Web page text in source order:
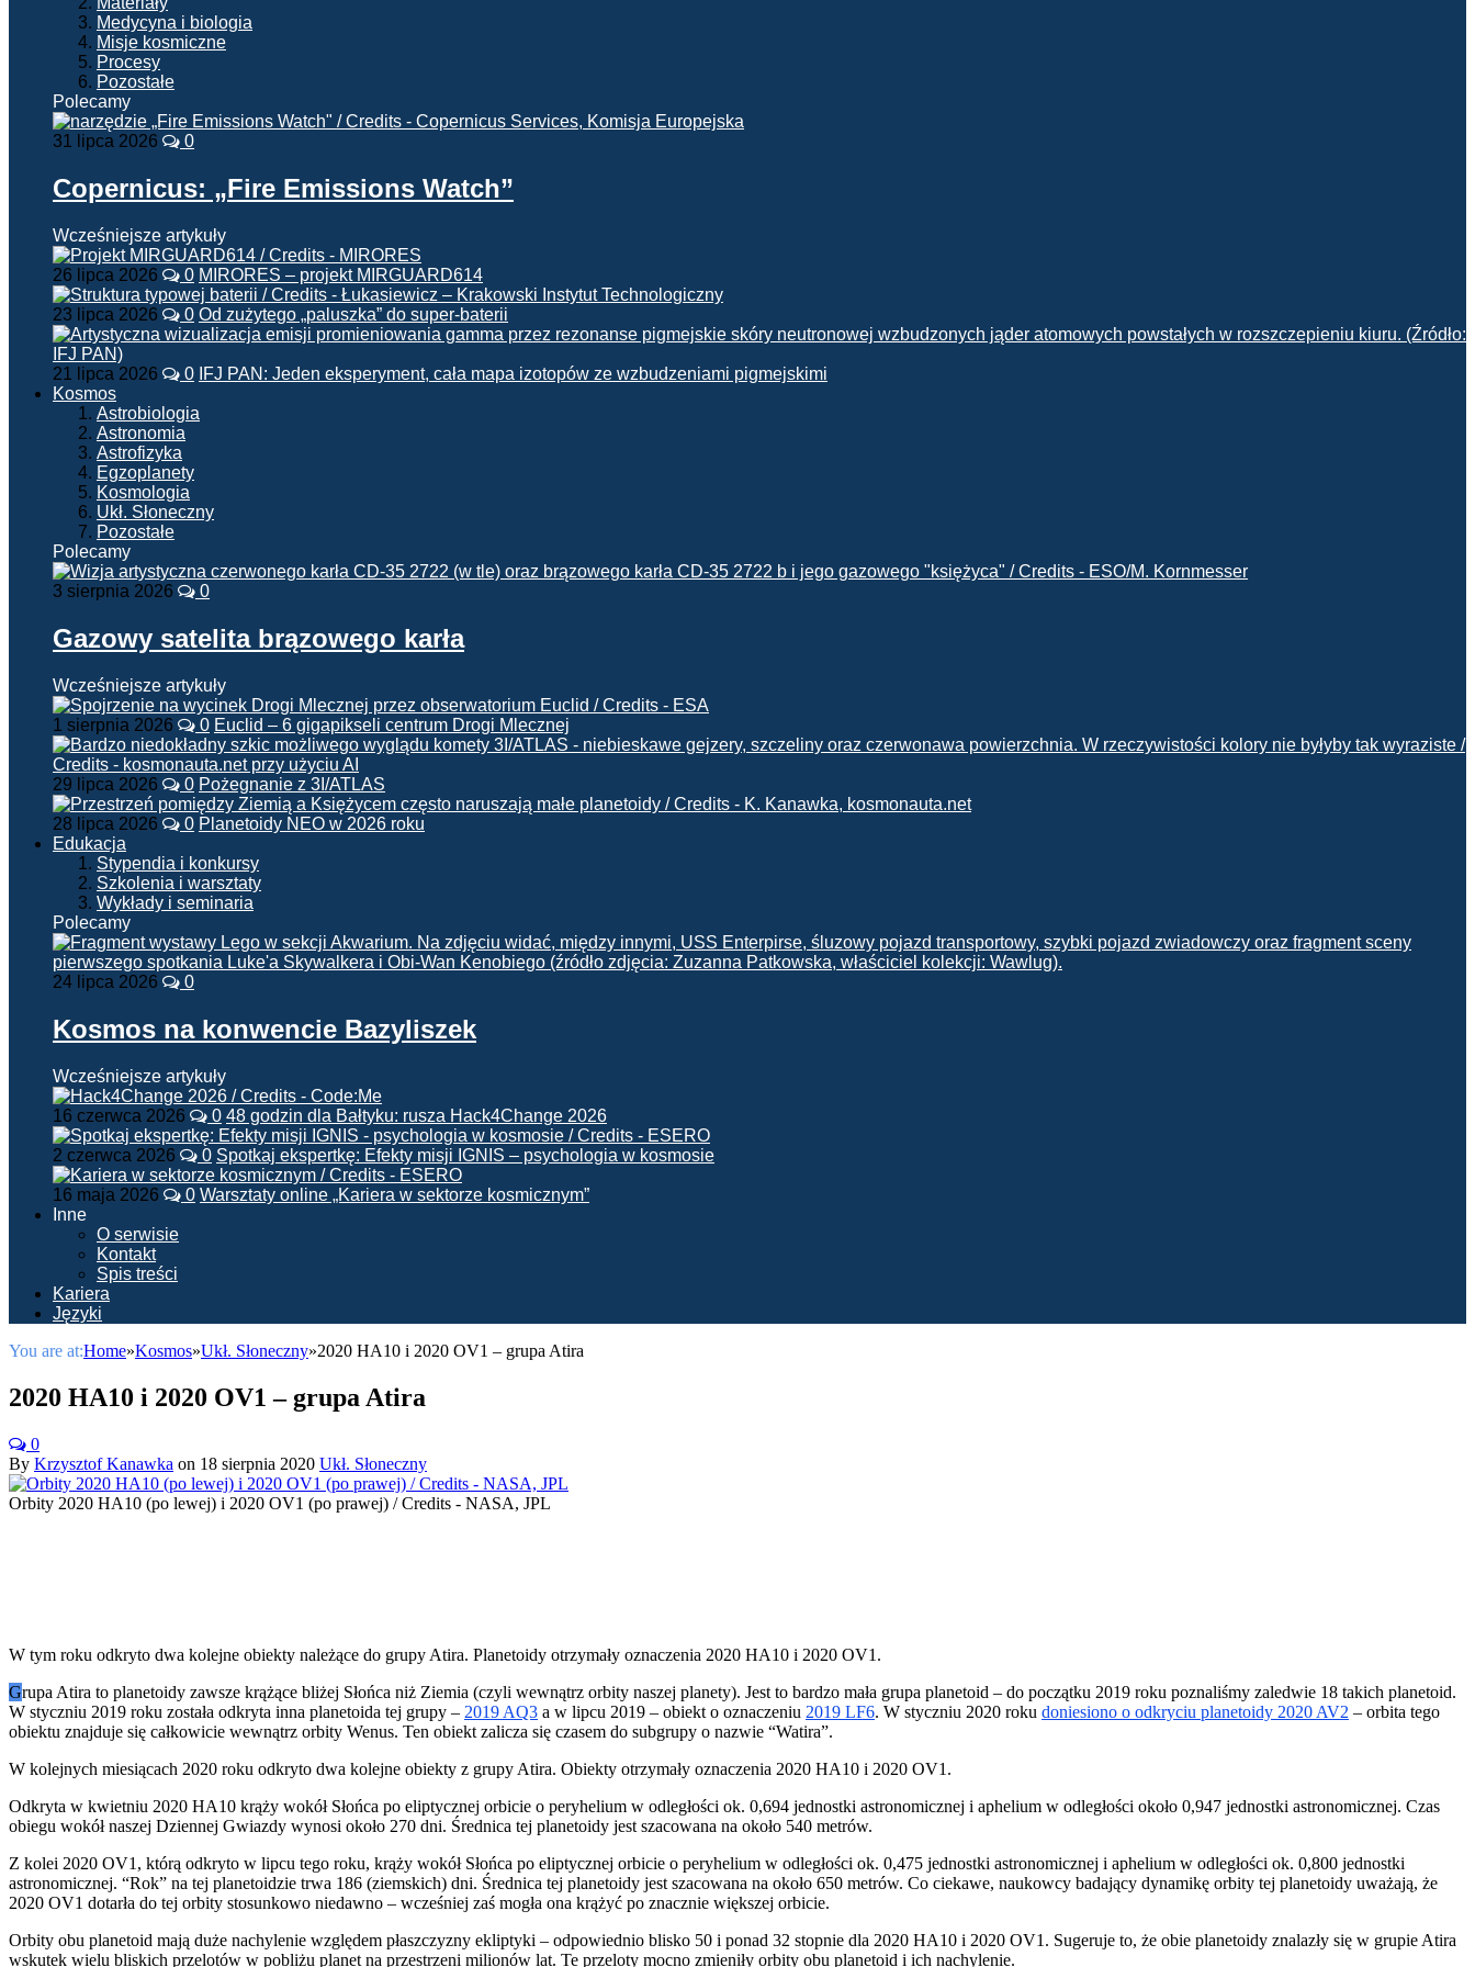
Medycyna i biologia
Misje kosmiczne
Procesy
Pozostałe
Polecamy
31 lipca 2026 0
Copernicus: „Fire Emissions Watch”
Wcześniejsze artykuły
26 lipca 2026 0 MIRORES – projekt MIRGUARD614
23 lipca 2026 0 Od zużytego „paluszka” do super-baterii
21 lipca 2026 0 IFJ PAN: Jeden eksperyment, cała mapa izotopów ze wzbudzeniami pigmejskimi
Kosmos
Astrobiologia
Astronomia
Astrofizyka
Egzoplanety
Kosmologia
Ukł. Słoneczny
Pozostałe
Polecamy
3 sierpnia 2026 0
Gazowy satelita brązowego karła
Wcześniejsze artykuły
1 sierpnia 2026 0 Euclid – 6 gigapikseli centrum Drogi Mlecznej
29 lipca 2026 0 Pożegnanie z 3I/ATLAS
28 lipca 2026 0 Planetoidy NEO w 2026 roku
Edukacja
Stypendia i konkursy
Szkolenia i warsztaty
Wykłady i seminaria
Polecamy
24 lipca 2026 0
Kosmos na konwencie Bazyliszek
Wcześniejsze artykuły
16 czerwca 2026 0 48 godzin dla Bałtyku: rusza Hack4Change 2026
2 czerwca 2026 0 Spotkaj ekspertkę: Efekty misji IGNIS – psychologia w kosmosie
16 maja 2026 0 Warsztaty online „Kariera w sektorze kosmicznym”
Inne
O serwisie
Kontakt
Spis treści
Kariera
Języki
You are at:Home»Kosmos»Ukł. Słoneczny»2020 HA10 i 2020 OV1 – grupa Atira
2020 HA10 i 2020 OV1 – grupa Atira
0
By Krzysztof Kanawka on 18 sierpnia 2020 Ukł. Słoneczny
Orbity 2020 HA10 (po lewej) i 2020 OV1 (po prawej) / Credits - NASA, JPL
W tym roku odkryto dwa kolejne obiekty należące do grupy Atira. Planetoidy otrzymały oznaczenia 2020 HA10 i 2020 OV1.
Grupa Atira to planetoidy zawsze krążące bliżej Słońca niż Ziemia (czyli wewnątrz orbity naszej planety). Jest to bardzo mała grupa planetoid – do początku 2019 roku poznaliśmy zaledwie 18 takich planetoid.
W styczniu 2019 roku została odkryta inna planetoida tej grupy – 2019 AQ3 a w lipcu 2019 – obiekt o oznaczeniu 2019 LF6. W styczniu 2020 roku doniesiono o odkryciu planetoidy 2020 AV2 – orbita tego
obiektu znajduje się całkowicie wewnątrz orbity Wenus. Ten obiekt zalicza się czasem do subgrupy o nazwie “Watira”.
W kolejnych miesiącach 2020 roku odkryto dwa kolejne obiekty z grupy Atira. Obiekty otrzymały oznaczenia 2020 HA10 i 2020 OV1.
Odkryta w kwietniu 2020 HA10 krąży wokół Słońca po eliptycznej orbicie o peryhelium w odległości ok. 0,694 jednostki astronomicznej i aphelium w odległości około 0,947 jednostki astronomicznej. Czas
obiegu wokół naszej Dziennej Gwiazdy wynosi około 270 dni. Średnica tej planetoidy jest szacowana na około 540 metrów.
Z kolei 2020 OV1, którą odkryto w lipcu tego roku, krąży wokół Słońca po eliptycznej orbicie o peryhelium w odległości ok. 0,475 jednostki astronomicznej i aphelium w odległości ok. 0,800 jednostki
astronomicznej. “Rok” na tej planetoidzie trwa 186 (ziemskich) dni. Średnica tej planetoidy jest szacowana na około 650 metrów. Co ciekawe, naukowcy badający dynamikę orbity tej planetoidy uważają, że
2020 OV1 dotarła do tej orbity stosunkowo niedawno – wcześniej zaś mogła ona krążyć po znacznie większej orbicie.
Orbity obu planetoid mają duże nachylenie względem płaszczyzny ekliptyki – odpowiednio blisko 50 i ponad 32 stopnie dla 2020 HA10 i 2020 OV1. Sugeruje to, że obie planetoidy znalazły się w grupie Atira
wskutek wielu bliskich przelotów w pobliżu planet na przestrzeni milionów lat. Te przeloty mocno zmieniły orbity obu planetoid i ich nachylenie.